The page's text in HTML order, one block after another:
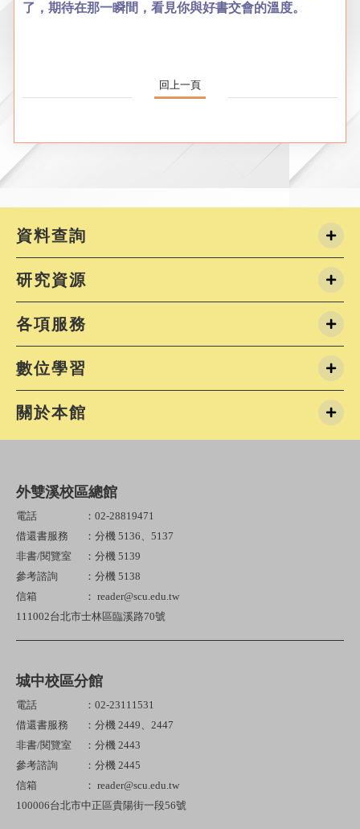
了， 期待在那一瞬間，看見你與好書交會的溫度。
回上一頁
資料查詢
研究資源
各項服務
數位學習
關於本館
外雙溪校區總館
電話
：02-28819471
借還書服務
：分機 5136、5137
非書/閱覽室
：分機 5139
參考諮詢
：分機 5138
信箱
： reader@scu.edu.tw
111002台北市士林區臨溪路70號
城中校區分館
電話
：02-23111531
借還書服務
：分機 2449、2447
非書/閱覽室
：分機 2443
參考諮詢
：分機 2445
信箱
： reader@scu.edu.tw
100006台北市中正區貴陽街一段56號